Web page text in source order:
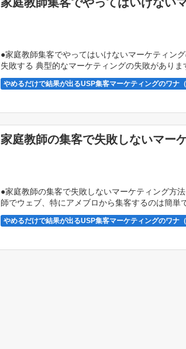
●家庭教師集客でやってはいけないマーケティ
失敗する 典型的なマーケティングの失敗があり
ス […]
やめるだけで結果が出るUSP集客マーケティングのワナ
家庭教師の集客で失敗しないマー
●家庭教師の集客で失敗しないマーケティング方
師でウェブ、特にアメブロから集客するのは簡単
創り、場所を伝えるのです。 お客様に […]
やめるだけで結果が出るUSP集客マーケティングのワナ